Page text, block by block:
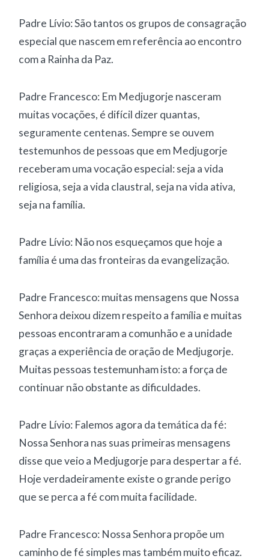
Padre Lívio: São tantos os grupos de consagração
especial que nascem em referência ao encontro
com a Rainha da Paz.
Padre Francesco: Em Medjugorje nasceram
muitas vocações, é difícil dizer quantas,
seguramente centenas. Sempre se ouvem
testemunhos de pessoas que em Medjugorje
receberam uma vocação especial: seja a vida
religiosa, seja a vida claustral, seja na vida ativa,
seja na família.
Padre Lívio: Não nos esqueçamos que hoje a
família é uma das fronteiras da evangelização.
Padre Francesco: muitas mensagens que Nossa
Senhora deixou dizem respeito a família e muitas
pessoas encontraram a comunhão e a unidade
graças a experiência de oração de Medjugorje.
Muitas pessoas testemunham isto: a força de
continuar não obstante as dificuldades.
Padre Lívio: Falemos agora da temática da fé:
Nossa Senhora nas suas primeiras mensagens
disse que veio a Medjugorje para despertar a fé.
Hoje verdadeiramente existe o grande perigo
que se perca a fé com muita facilidade.
Padre Francesco: Nossa Senhora propõe um
caminho de fé simples mas também muito eficaz.